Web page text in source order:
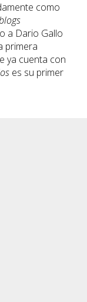
como
a Dario Gallo
primera
ya cuenta con
es su primer